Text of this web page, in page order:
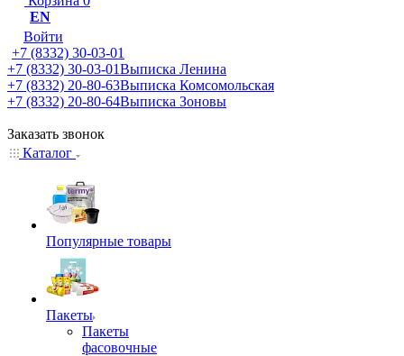
EN
Войти
+7 (8332) 30-03-01
+7 (8332) 30-03-01Выписка Ленина
+7 (8332) 20-80-63Выписка Комсомольская
+7 (8332) 20-80-64Выписка Зоновы
Заказать звонок
Каталог
Популярные товары
Пакеты
Пакеты
фасовочные